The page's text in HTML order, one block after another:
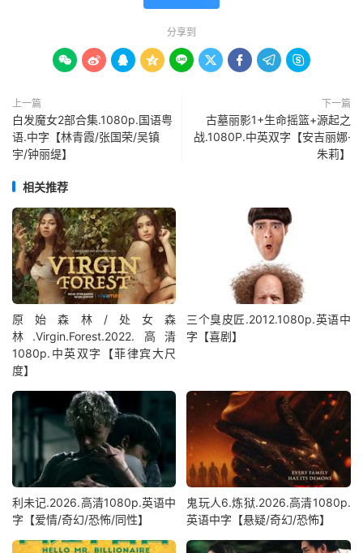
分享到
        
上一篇
白发魔女2部合集.1080p.国语粤
语.中字【林青霞/张国荣/吴镇
宇/钟丽缇】
下一篇
古墓丽影1+生命摇篮+源起之
战.1080P.中英双字【安吉丽娜·
朱莉】
相关推荐
原始森林/处女森
林.Virgin.Forest.2022.高清
1080p.中英双字【菲律宾大尺
度】
三个臭皮匠.2012.1080p.英语中
字【喜剧】
利未记.2026.高清1080p.英语中
字【爱情/奇幻/恐怖/同性】
鬼玩人6.炼狱.2026.高清1080p.
英语中字【悬疑/奇幻/恐怖】